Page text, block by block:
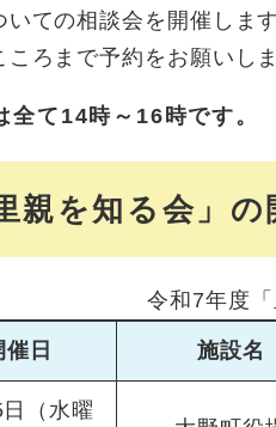
いての相談会を開催しま
ころまで予約をお願いしま
て14時～16時です。
親を知る会」
令和7年度「
催日 施設名
（水曜